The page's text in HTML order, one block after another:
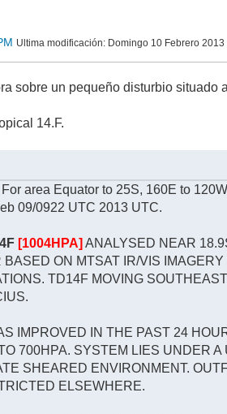
Ultima modificación: Domingo 10 Febrero
sobre un pequeño disturbio situado
14.F.
area Equator to 25S, 160E to
09/0922 UTC 2013 UTC.
[1004HPA] ANALYSED NEAR
ON MTSAT IR/VIS IMAGERY
TD14F MOVING
IMPROVED IN THE PAST 24
700HPA. SYSTEM LIES UNDER A
SHEARED ENVIRONMENT.
ELSEWHERE.